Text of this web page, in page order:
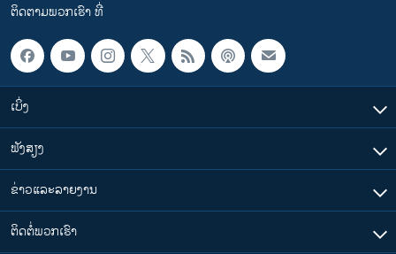
ຕິດຕາມພວກເຮົາ ທີ່
ເບິ່ງ
ຟັງສຽງ
ຂ່າວແລະລາຍງານ
ຕິດຕໍ່ພວກເຮົາ